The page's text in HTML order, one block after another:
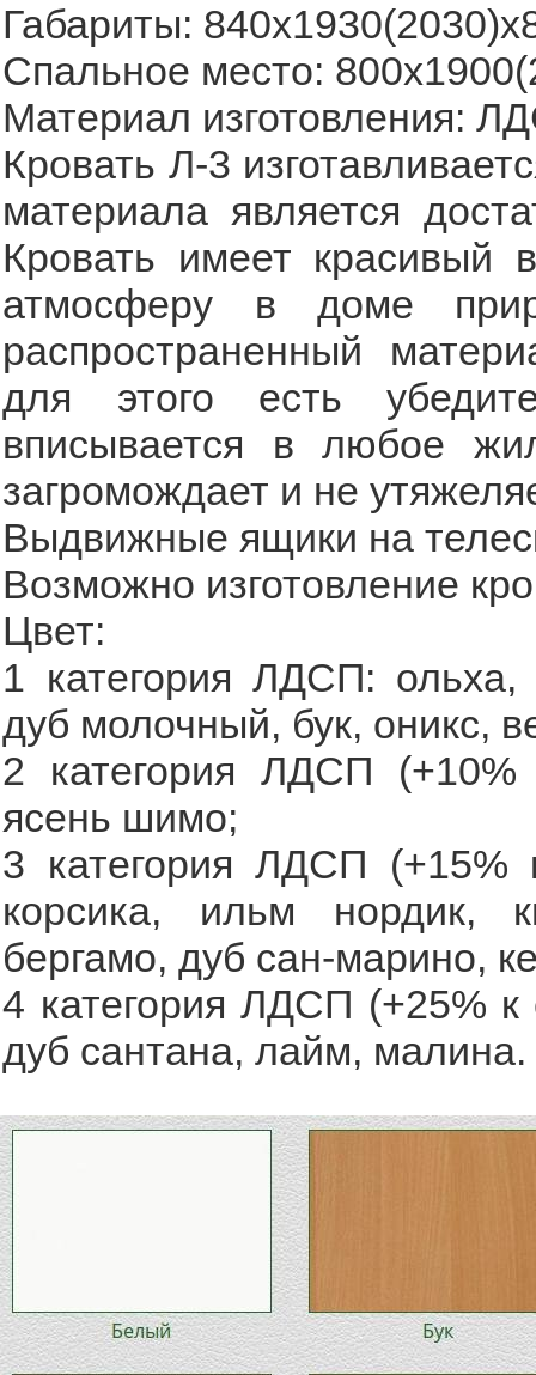
Габариты:
Спальное место:
Материал изготовления:
Кровать Л-3
материала является
Кровать имеет красивый
атмосферу в доме
распространенный
для этого есть
вписывается в любое
загромождает и не
Выдвижные ящики на
Возможно изготовление
Цвет:
1 категория ЛДСП: ольха,
дуб молочный, бук, оникс,
2 категория ЛДСП (+10%
ясень шимо;
3 категория ЛДСП (+15%
корсика, ильм нордик,
бергамо, дуб сан-марино,
4 категория ЛДСП (+25%
дуб сантана, лайм, малина.